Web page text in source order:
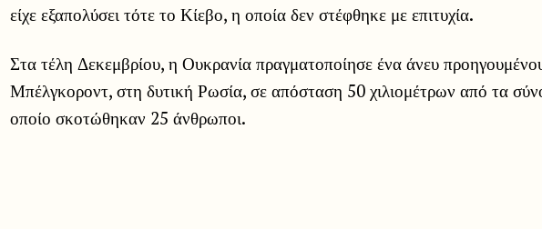
είχε εξαπολύσει τότε το Κίεβο, η οποία δεν στέφθηκε με επιτυχία.
Στα τέλη Δεκεμβρίου, η Ουκρανία πραγματοποίησε ένα άνευ
Μπέλγκοροντ, στη δυτική Ρωσία, σε απόσταση 50 χιλιομέτρων από τα
οποίο σκοτώθηκαν 25 άνθρωποι.